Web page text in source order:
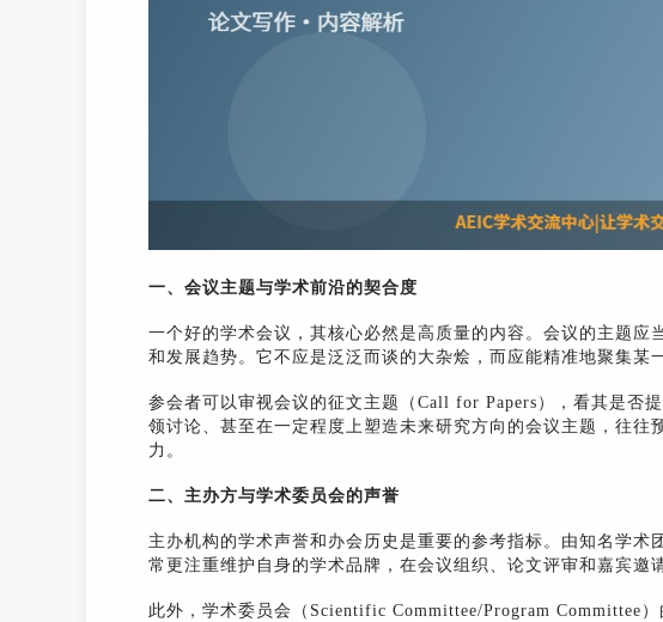
一、会议主题与学术前沿的契合度
一个好的学术会议，其核心必然是高质量的内容。会议的主题应
和发展趋势。它不应是泛泛而谈的大杂烩，而应能精准地聚集某
参会者可以审视会议的征文主题（Call for Papers），看其是否
领讨论、甚至在一定程度上塑造未来研究方向的会议主题，往往
力。
二、主办方与学术委员会的声誉
主办机构的学术声誉和办会历史是重要的参考指标。由知名学术
常更注重维护自身的学术品牌，在会议组织、论文评审和嘉宾邀
此外，学术委员会（Scientific Committee/Program Committee